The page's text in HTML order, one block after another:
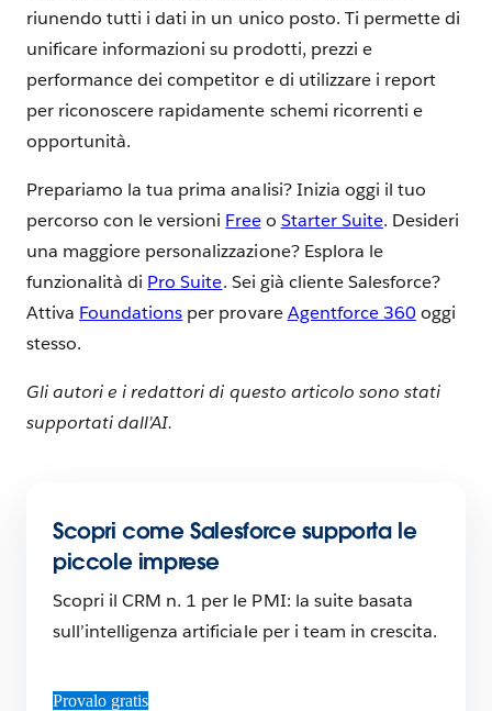
riunendo tutti i dati in un unico posto. Ti permette di
unificare informazioni su prodotti, prezzi e
performance dei competitor e di utilizzare i report
per riconoscere rapidamente schemi ricorrenti e
opportunità.
Prepariamo la tua prima analisi? Inizia oggi il tuo
percorso con le versioni Freeo Starter Suite. Desideri
una maggiore personalizzazione? Esplora le
funzionalità di Pro Suite. Sei già cliente Salesforce?
Attiva Foundations per provareAgentforce 360 oggi
stesso.
Gli autori e i redattori di questo articolo sono stati
supportati dall’AI.
Scopri come Salesforce supporta le
piccole imprese
Scopri il CRM n. 1 per le PMI: la suite basata
sull’intelligenza artificiale per i team in crescita.
Provalo gratis